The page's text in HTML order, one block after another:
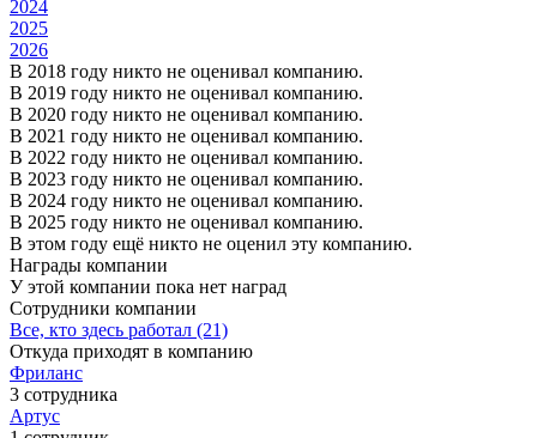
2024
2025
2026
В 2018 году никто не оценивал компанию.
В 2019 году никто не оценивал компанию.
В 2020 году никто не оценивал компанию.
В 2021 году никто не оценивал компанию.
В 2022 году никто не оценивал компанию.
В 2023 году никто не оценивал компанию.
В 2024 году никто не оценивал компанию.
В 2025 году никто не оценивал компанию.
В этом году ещё никто не оценил эту компанию.
Награды компании
У этой компании пока нет наград
Сотрудники компании
Все, кто здесь работал (21)
Откуда приходят в компанию
Фриланс
3 сотрудника
Артус